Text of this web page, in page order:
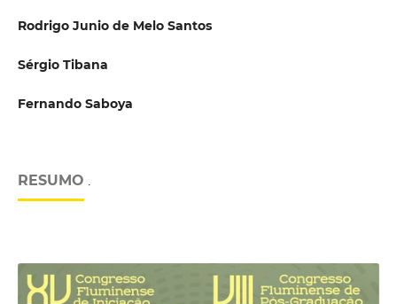
Rodrigo Junio de Melo Santos
Sérgio Tibana
Fernando Saboya
RESUMO .